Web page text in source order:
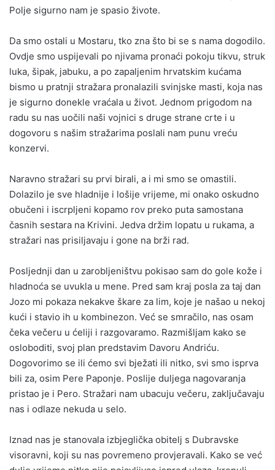
Polje sigurno nam je spasio živote.
Da smo ostali u Mostaru, tko zna što bi se s nama dogodilo.
Ovdje smo uspijevali po njivama pronaći pokoju tikvu, struk
luka, šipak, jabuku, a po zapaljenim hrvatskim kućama
bismo u pratnji stražara pronalazili svinjske masti, koja nas
je sigurno donekle vraćala u život. Jednom prigodom na
radu su nas uočili naši vojnici s druge strane crte i u
dogovoru s našim stražarima poslali nam punu vreću
konzervi.
Naravno stražari su prvi birali, a i mi smo se omastili.
Dolazilo je sve hladnije i lošije vrijeme, mi onako oskudno
obučeni i iscrpljeni kopamo rov preko puta samostana
časnih sestara na Krivini. Jedva držim lopatu u rukama, a
stražari nas prisiljavaju i gone na brži rad.
Posljednji dan u zarobljeništvu pokisao sam do gole kože i
hladnoća se uvukla u mene. Pred sam kraj posla za taj dan
Jozo mi pokaza nekakve škare za lim, koje je našao u nekoj
kući i stavio ih u kombinezon. Već se smračilo, nas osam
čeka večeru u ćeliji i razgovaramo. Razmišljam kako se
osloboditi, svoj plan predstavim Davoru Andriću.
Dogovorimo se ili ćemo svi bježati ili nitko, svi smo isprva
bili za, osim Pere Paponje. Poslije duljega nagovaranja
pristao je i Pero. Stražari nam ubacuju večeru, zaključavaju
nas i odlaze nekuda u selo.
Iznad nas je stanovala izbjeglička obitelj s Dubravske
visoravni, koji su nas povremeno provjeravali. Kako se već